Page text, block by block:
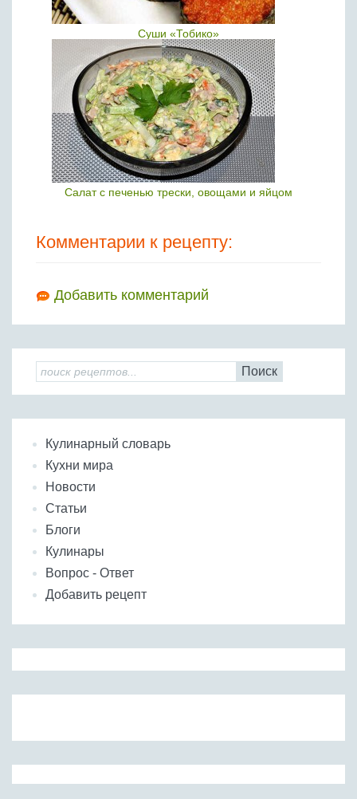
Суши «Тобико»
Салат с печенью трески, овощами и яйцом
Комментарии к рецепту:
Добавить комментарий
Поиск
Кулинарный словарь
Кухни мира
Новости
Статьи
Блоги
Кулинары
Вопрос - Ответ
Добавить рецепт